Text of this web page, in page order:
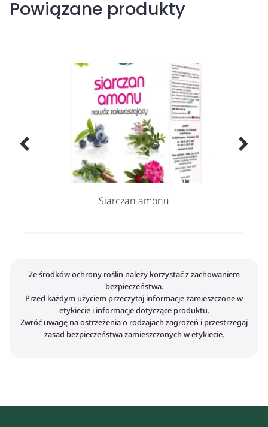
Powiązane produkty
Siarczan amonu
Ze środków ochrony roślin należy korzystać z zachowaniem
bezpieczeństwa.
Przed każdym użyciem przeczytaj informacje zamieszczone w
etykiecie i informacje dotyczące produktu.
Zwróć uwagę na ostrzeżenia o rodzajach zagrożeń i przestrzegaj
zasad bezpieczeństwa zamieszczonych w etykiecie.